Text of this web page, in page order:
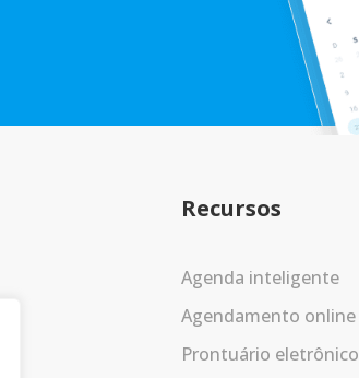
Recursos
Agenda inteligente
Agendamento online
Prontuário eletrônico